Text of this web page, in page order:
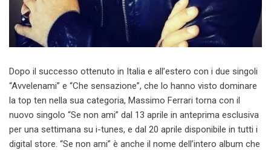
Dopo il successo ottenuto in Italia e all’estero con i due singoli
“Avvelenami” e “Che sensazione”, che lo hanno visto dominare
la top ten nella sua categoria, Massimo Ferrari torna con il
nuovo singolo “Se non ami” dal 13 aprile in anteprima esclusiva
per una settimana su i-tunes, e dal 20 aprile disponibile in tutti i
digital store. “Se non ami” è anche il nome dell’intero album che